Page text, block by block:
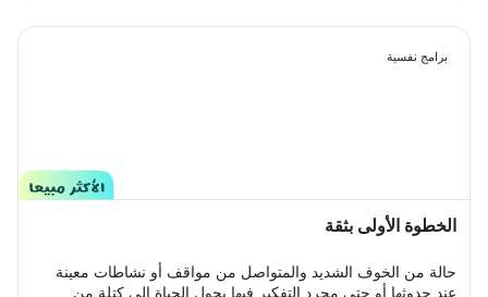
برامج نفسية
الخطوة الأولى بثقة
حالة من الخوف الشديد والمتواصل من مواقف أو نشاطات معينة
عند حدوثها أو حتى مجرد التفكير فيها يحول الحياة إلى كتلة من